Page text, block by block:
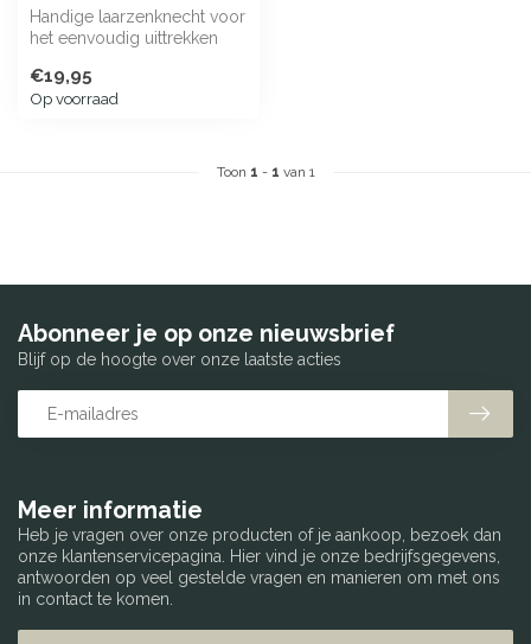
Handige laarzenknecht voor
het eenvoudig uittrekken
€19,95
Op voorraad
Toon 1 - 1 van 1
Meer informatie
Heb je vragen over onze producten of je aankoop, bezoek dan
onze klantenservicepagina. Hier vind je onze bedrijfsgegevens,
antwoorden op veel gestelde vragen en manieren om met ons
in contact te komen.
Abonneer je op onze nieuwsbrief
Blijf op de hoogte over onze laatste acties